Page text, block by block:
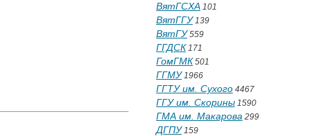
ВятГСХА 101
ВятГГУ139
ВятГУ559
ГГДСК 171
ГомГМК 501
ГГМУ1966
ГГТУ им. Сухого 4467
ГГУ им. Скорины 1590
ГМА им. Макарова 299
ДГПУ159